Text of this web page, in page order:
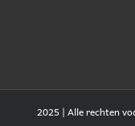
2025 | Alle rechten